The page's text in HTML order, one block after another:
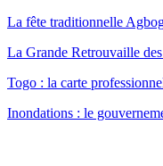
La fête traditionnelle
La Grande Retrouvaille
Togo : la carte
Inondations : le